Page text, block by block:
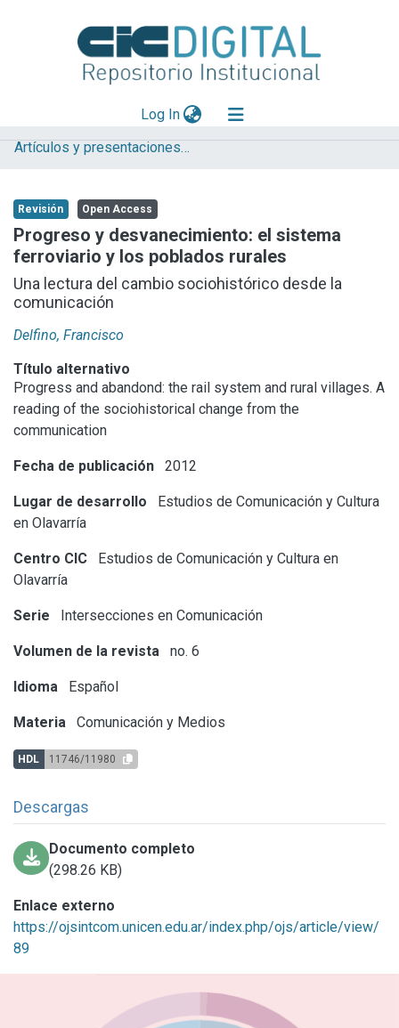
Log In(current)
Explorar
Aportar material
Statistics
Artículos y presentaciones en Congresos (ECCO)
Revisión Open Access
Progreso y desvanecimiento: el sistema
ferroviario y los poblados rurales
Una lectura del cambio sociohistórico desde la
comunicación
Delfino, Francisco
Título alternativo
Progress and abandond: the rail system and rural villages. A
reading of the sociohistorical change from the
communication
Fecha de publicación 2012
Lugar de desarrollo
Estudios de Comunicación y Cultura
en Olavarría
Centro CIC
Estudios de Comunicación y Cultura en
Olavarría
Serie Intersecciones en Comunicación
Volumen de la revista no. 6
Idioma Español
Materia Comunicación y Medios
HDL 11746/11980
Descargas
Documento completo
(298.26 KB)
Enlace externo
https://ojsintcom.unicen.edu.ar/index.php/ojs/article/view/
89